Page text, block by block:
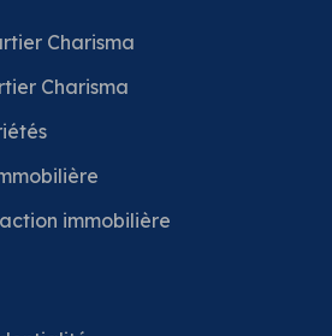
Charisma
Charisma
immobilière